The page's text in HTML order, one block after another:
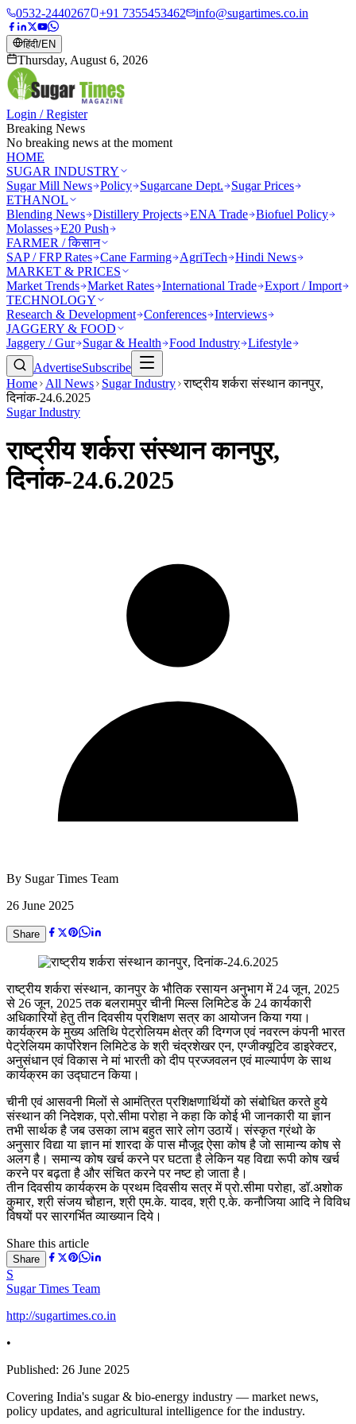
0532-2440267 +91 7355453462 info@sugartimes.co.in
हिंदी/EN
Thursday, August 6, 2026
Login / Register
Breaking News
No breaking news at the moment
HOME
SUGAR INDUSTRY
Sugar Mill News Policy Sugarcane Dept.
Sugar Prices
ETHANOL
Blending News Distillery Projects ENA Trade Biofuel Policy
Molasses E20 Push
FARMER / किसान
SAP / FRP Rates Cane Farming AgriTech
Hindi News
MARKET & PRICES
Market Trends Market Rates International Trade Export / Import
TECHNOLOGY
Research & Development Conferences Interviews
JAGGERY & FOOD
Jaggery / Gur
Sugar & Health Food Industry Lifestyle
AdvertiseSubscribe
Home
All News Sugar Industry राष्ट्रीय शर्करा संस्थान कानपुर,
दिनांक-24.6.2025
Sugar Industry
राष्ट्रीय शर्करा संस्थान कानपुर,
दिनांक-24.6.2025
By Sugar Times Team
26 June 2025
Share
राष्ट्रीय शर्करा संस्थान, कानपुर के भौतिक रसायन अनुभाग में 24 जून, 2025
से 26 जून, 2025 तक बलरामपुर चीनी मिल्स लिमिटेड के 24 कार्यकारी
अधिकारियों हेतु तीन दिवसीय प्रशिक्षण सत्र का आयोजन किया गया।
कार्यक्रम के मुख्य अतिथि पेट्रोलियम क्षेत्र की दिग्गज एवं नवरत्न कंपनी भारत
पेट्रेलियम कार्पोरेशन लिमिटेड के श्री चंद्रशेखर एन, एग्जीक्यूटिव डाइरेक्टर,
अनुसंधान एवं विकास ने मां भारती को दीप प्रज्जवलन एवं माल्यार्पण के साथ
कार्यक्रम का उद्घाटन किया।
चीनी एवं आसवनी मिलों से आमंत्रित प्रशिक्षणार्थियों को संबोधित करते हुये
संस्थान की निदेशक, प्रो.सीमा परोहा ने कहा कि कोई भी जानकारी या ज्ञान
तभी सार्थक है जब उसका लाभ बहुत सारे लोग उठायें। संस्कृत ग्रंथो के
अनुसार विद्या या ज्ञान मां शारदा के पास मौजूद ऐसा कोष है जो सामान्य कोष से
अलग है। समान्य कोष खर्च करने पर घटता है लेकिन यह विद्या रूपी कोष खर्च
करने पर बढ़ता है और संचित करने पर नष्ट हो जाता है।
तीन दिवसीय कार्यक्रम के प्रथम दिवसीय सत्र में प्रो.सीमा परोहा, डॉ.अशोक
कुमार, श्री संजय चौहान, श्री एम.के. यादव, श्री ए.के. कनौजिया आदि ने विविध
विषयों पर सारगर्भित व्याख्यान दिये।
Share this article
Share
S
Sugar Times Team
http://sugartimes.co.in
•
Published: 26 June 2025
Covering India's sugar & bio-energy industry — market news,
policy updates, and agricultural intelligence for the industry.